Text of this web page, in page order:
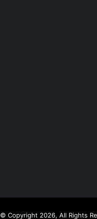
© Copyright 2026, All Rights